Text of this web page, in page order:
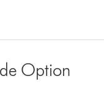
Option